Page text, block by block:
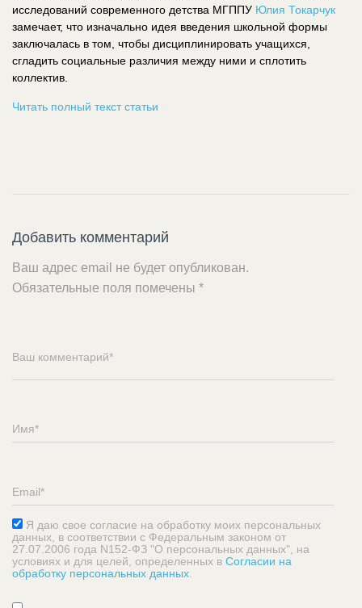
исследований современного детства МГППУ Юлия Токарчук
замечает, что изначально идея введения школьной формы
заключалась в том, чтобы дисциплинировать учащихся,
сгладить социальные различия между ними и сплотить
коллектив.
Читать полный текст статьи
Добавить комментарий
Ваш адрес email не будет опубликован.
Обязательные поля помечены *
Я даю свое согласие на обработку моих персональных
данных, в соответствии с Федеральным законом от
27.07.2006 года N152-ФЗ "О персональных данных", на
условиях и для целей, определенных в Согласии на
обработку персональных данных.